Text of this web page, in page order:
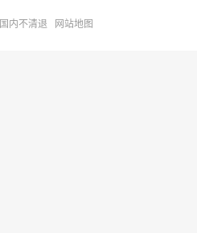
国内不清退 网站地图